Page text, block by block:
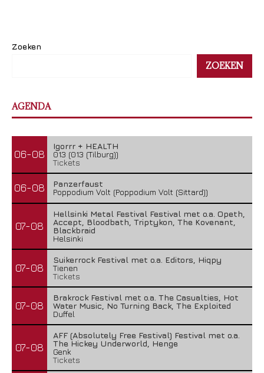
Zoeken
ZOEKEN
AGENDA
06-08
Igorrr + HEALTH
013 (013 (Tilburg))
Tickets
06-08
Panzerfaust
Poppodium Volt (Poppodium Volt (Sittard))
07-08
Hellsinki Metal Festival Festival met o.a. Opeth,
Accept, Bloodbath, Triptykon, The Kovenant,
Blackbraid
Helsinki
07-08
Suikerrock Festival met o.a. Editors, Hiqpy
Tienen
Tickets
07-08
Brakrock Festival met o.a. The Casualties, Hot
Water Music, No Turning Back, The Exploited
Duffel
07-08
AFF (Absolutely Free Festival) Festival met o.a.
The Hickey Underworld, Henge
Genk
Tickets